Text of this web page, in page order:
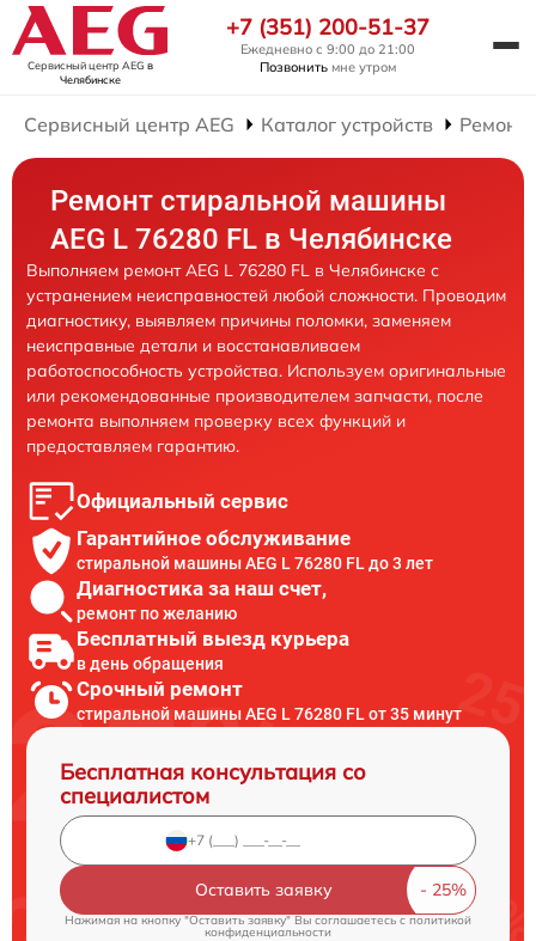
Сервисный центр AEG в
Челябинске
+7 (351) 200-51-37
Ежедневно с 9:00 до 21:00
Позвонить мне утром
Сервисный центр AEG Каталог устройств Ремонт
Ремонт стиральной машины
AEG L 76280 FL в Челябинске
Выполняем ремонт AEG L 76280 FL в Челябинске с
устранением неисправностей любой сложности. Проводим
диагностику, выявляем причины поломки, заменяем
неисправные детали и восстанавливаем
работоспособность устройства. Используем оригинальные
или рекомендованные производителем запчасти, после
ремонта выполняем проверку всех функций и
предоставляем гарантию.
Официальный сервис
Гарантийное обслуживание
стиральной машины AEG L 76280 FL до 3 лет
Диагностика за наш счет,
ремонт по желанию
Бесплатный выезд курьера
в день обращения
Срочный ремонт
стиральной машины AEG L 76280 FL от 35 минут
Бесплатная консультация со
специалистом
Оставить заявку
Нажимая на кнопку "Оставить заявку" Вы соглашаетесь cполитикой
конфиденциальности